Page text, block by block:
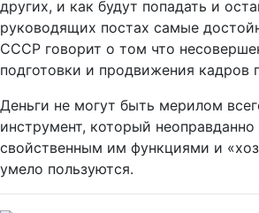
других, и как будут попадать и
руководящих постах самые
СССР говорит о том что
подготовки и продвижения кадров
Деньги не могут быть мерилом
инструмент, который неоправданно
свойственным им функциями и
умело пользуются.